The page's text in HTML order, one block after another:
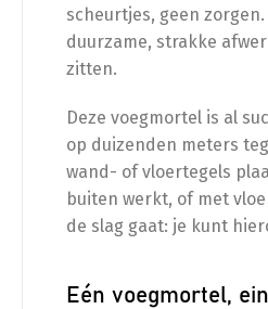
scheurtjes, geen zorgen.
duurzame, strakke
zitten.
Deze voegmortel is al
op duizenden meters
wand- of vloertegels
buiten werkt, of met
de slag gaat: je kunt
Eén voegmortel,